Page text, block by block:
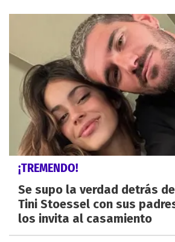
¡TREMENDO!
Se supo la verdad detrás
Tini Stoessel con sus
los invita al casamiento